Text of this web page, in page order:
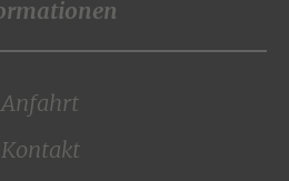
Anfahrt
Kontakt